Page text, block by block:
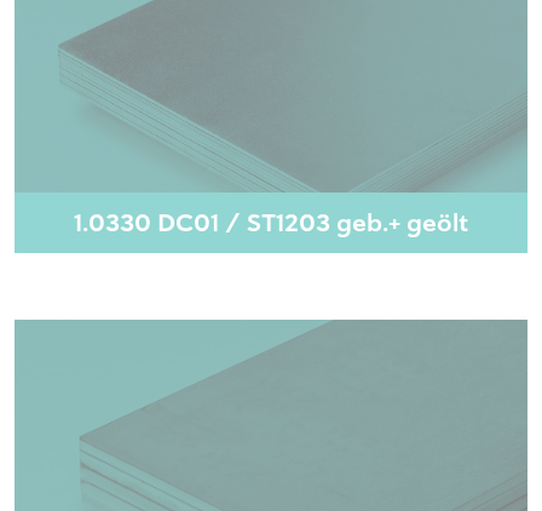
1.0330 DC01 / ST1203 geb.+ geölt